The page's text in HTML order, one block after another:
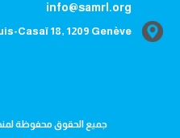
info@samrl.org
Casaï 18, 1209 Genève
جميع الحقوق محفوظة لمنظمة سام ©